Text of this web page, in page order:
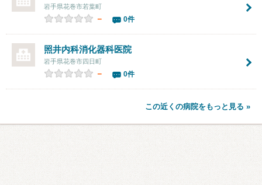
岩手県花巻市若葉町
－ 0件
照井内科消化器科医院
岩手県花巻市四日町
－ 0件
この近くの病院をもっと見る »